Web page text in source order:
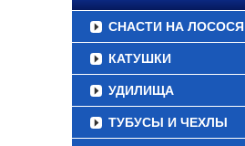
СНАСТИ НА ЛОСОСЯ
КАТУШКИ
УДИЛИЩА
ТУБУСЫ И ЧЕХЛЫ